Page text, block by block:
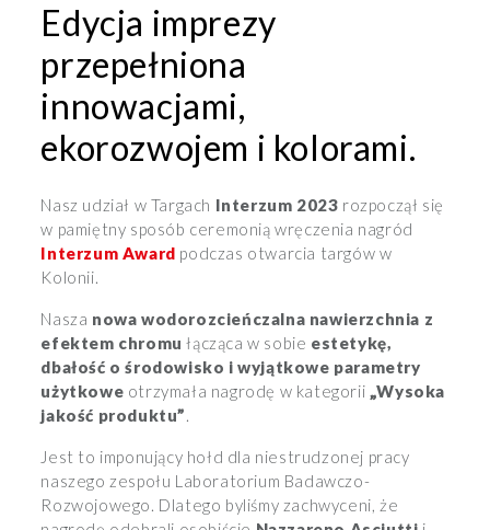
Edycja imprezy
przepełniona
innowacjami,
ekorozwojem i kolorami.
Nasz udział w Targach Interzum 2023 rozpoczął się
w pamiętny sposób ceremonią wręczenia nagród
Interzum Award podczas otwarcia targów w
Kolonii.
Nasza nowa wodorozcieńczalna nawierzchnia z
efektem chromułącząca w sobie estetykę,
dbałość o środowisko i wyjątkowe parametry
użytkowe otrzymała nagrodę w kategorii „Wysoka
jakość produktu”.
Jest to imponujący hołd dla niestrudzonej pracy
naszego zespołu Laboratorium Badawczo-
Rozwojowego. Dlatego byliśmy zachwyceni, że